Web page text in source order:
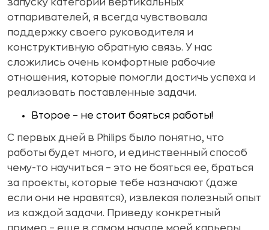
запуску категории вертикальных
отпаривателей, я всегда чувствовала
поддержку своего руководителя и
конструктивную обратную связь. У нас
сложились очень комфортные рабочие
отношения, которые помогли достичь успеха и
реализовать поставленные задачи.
Второе – не стоит бояться работы!
С первых дней в Philips было понятно, что
работы будет много, и единственный способ
чему-то научиться – это не бояться ее, браться
за проекты, которые тебе назначают (даже
если они не нравятся), извлекая полезный опыт
из каждой задачи. Приведу конкретный